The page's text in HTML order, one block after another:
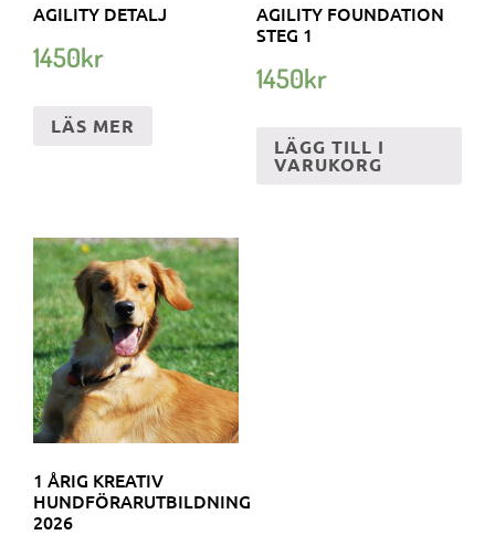
AGILITY DETALJ
1450kr
LÄS MER
AGILITY FOUNDATION
STEG 1
1450kr
LÄGG TILL I
VARUKORG
1 ÅRIG KREATIV
HUNDFÖRARUTBILDNING
2026